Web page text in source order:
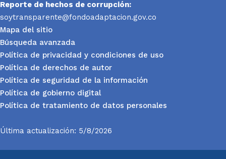
Reporte de hechos de corrupción:
soytransparente@fondoadaptacion.gov.co
Mapa del sitio
Búsqueda avanzada
Política de privacidad y condiciones de uso
Política de derechos de autor
Política de seguridad de la información
Política de gobierno digital
Política de tratamiento de datos personales
Última actualización: 5/8/2026